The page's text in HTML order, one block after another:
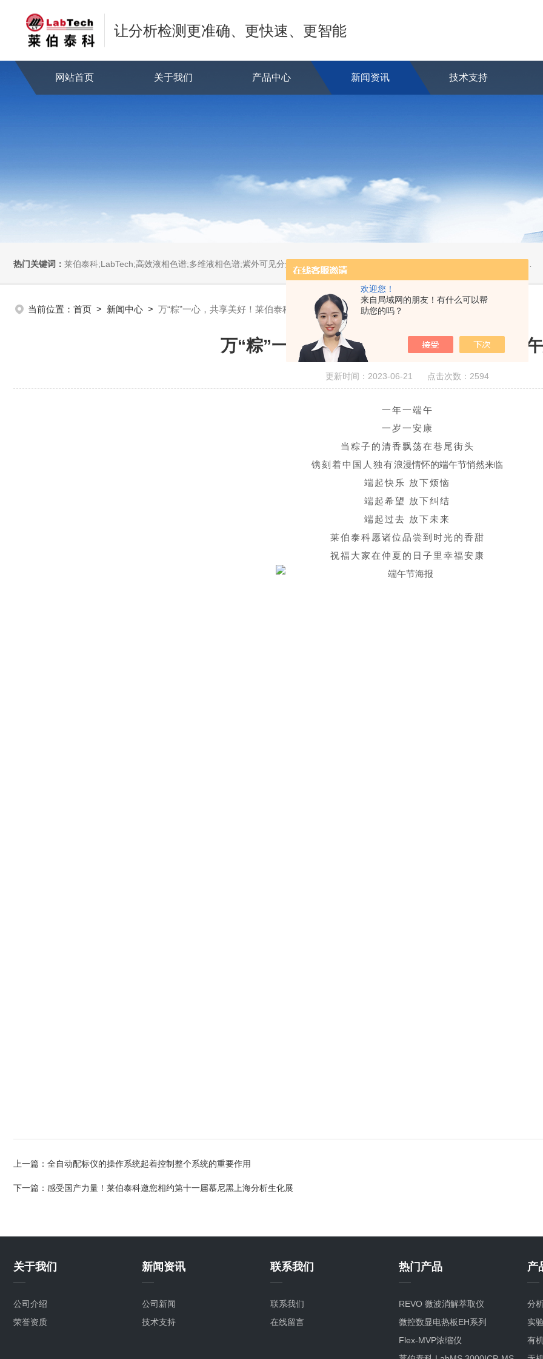
欢迎您！
来自局域网的朋友！有什么可以帮
助您的吗？
让分析检测更准确、更快速、更智能
网站首页 关于我们 产品中心 新闻资讯 技术支持
热门关键词： 莱伯泰科;LabTech;高效液相色谱;多维液相色谱;紫外可见分光光度计;全自动直接测汞仪/汞分析仪;全自动水质分析仪;微波消解萃取系统;微波合成系统;微波灰化磺化系统;全自动固相萃取系统;Dryvap全自动溶剂蒸发系统;激光固体烧蚀进样系统;循环水冷却器;电热消解仪;微控数显电热板;光波加热仪;磁力搅拌器;分析仪器;实验室设备;样品前处理仪器;实验室信息管理系统（LIMS;超净实验室设计与工程;通风柜;化学安全柜;AAICPICP-MSUV-VISHPLC耗材和配件
当前位置： 首页 > 新闻中心 > 万“粽”一心，共享美好！莱伯泰科祝您端午安康！
万“粽”一心，共享美好！莱伯泰科祝您端
更新时间：2023-06-21 点击次数：2594
一年一端午
一岁一安康
当粽子的清香飘荡在巷尾街头
镌刻着中国人独有浪漫情怀的端午节悄然来临
端起快乐 放下烦恼
端起希望 放下纠结
端起过去 放下未来
莱伯泰科愿诸位品尝到时光的香甜
祝福大家在仲夏的日子里幸福安康
上一篇： 全自动配标仪的操作系统起着控制整个系统的重要作用
下一篇： 感受国产力量！莱伯泰科邀您相约第十一届慕尼黑上海分析生化展
关于我们
公司介绍
荣誉资质
新闻资讯
公司新闻
技术支持
联系我们
联系我们
在线留言
热门产品
REVO 微波消解萃取仪
微控数显电热板EH系列
Flex-MVP浓缩仪
产
分
实
有